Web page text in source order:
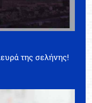
της σελήνης!